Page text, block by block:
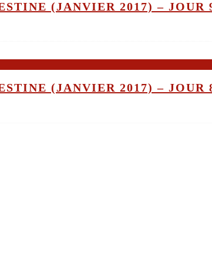
(JANVIER 2017) – JOUR
(JANVIER 2017) – JOUR